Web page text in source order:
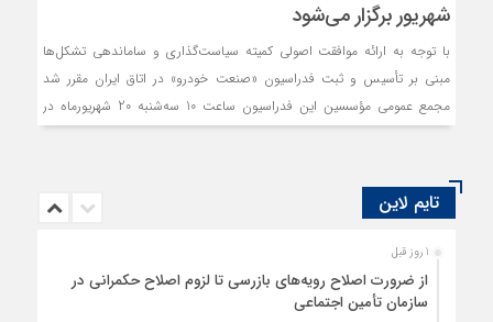
شهریور برگزار می‌شود
با توجه به ارائه موافقت اصولی کمیته سیاست‌گذاری و ساماندهی تشکل‌ها
مبنی بر تأسیس و ثبت فدراسیون «صنعت خودرو» در اتاق ایران مقرر شد
مجمع عمومی مؤسسین این فدراسیون ساعت 10 سه‌شنبه 20 شهریورماه در
تایم لاین
1 روز قبل
از ضرورت اصلاح رویه‌های بازرسی تا لزوم اصلاح حکمرانی در
سازمان تأمین اجتماعی